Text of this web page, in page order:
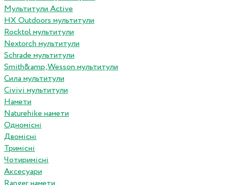
Мультитули Active
HX Outdoors мультитули
Rocktol мультитули
Nextorch мультитули
Schrade мультитули
Smith&amp;Wesson мультитули
Сила мультитули
Civivi мультитули
Намети
Naturehike намети
Одномісні
Двомісні
Тримісні
Чотиримісні
Аксесуари